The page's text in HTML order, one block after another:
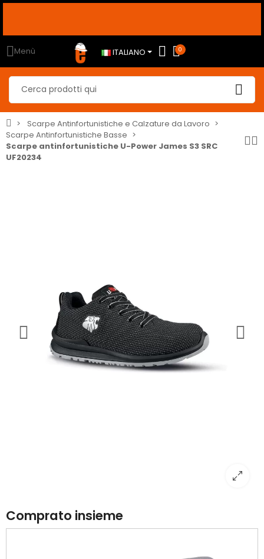
Menù ITALIANO 0
Scarpe Antinfortunistiche e Calzature da Lavoro
Scarpe Antinfortunistiche Basse
Scarpe antinfortunistiche U-Power James S3 SRC
UF20234
Comprato insieme